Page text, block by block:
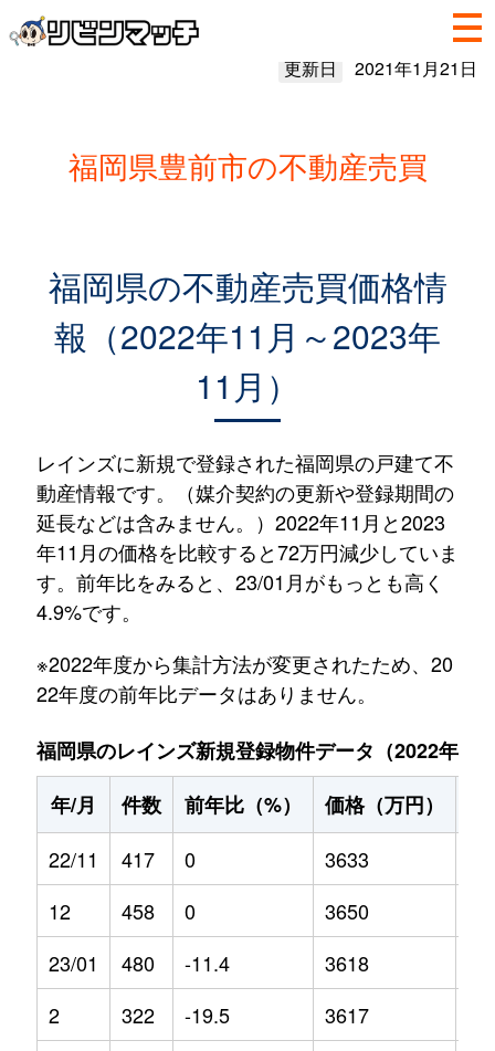
更新日 2021年1月21日
福岡県豊前市の不動産売買
福岡県の不動産売買価格情
報（2022年11月～2023年
11月）
レインズに新規で登録された福岡県の戸建て不
動産情報です。（媒介契約の更新や登録期間の
延長などは含みません。）2022年11月と2023
年11月の価格を比較すると72万円減少していま
す。前年比をみると、23/01月がもっとも高く
4.9%です。
※2022年度から集計方法が変更されたため、20
22年度の前年比データはありません。
福岡県のレインズ新規登録物件データ（2022年11
年/月
件数 前年比（%） 価格（万円）
22/11
417 0 3633
12
458 0 3650
23/01
480 -11.4 3618
2
322 -19.5 3617